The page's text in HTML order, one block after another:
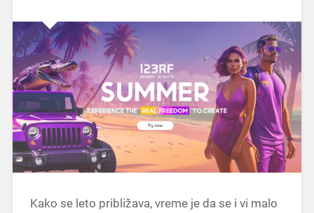
Kako se leto približava, vreme je da se i vi malo